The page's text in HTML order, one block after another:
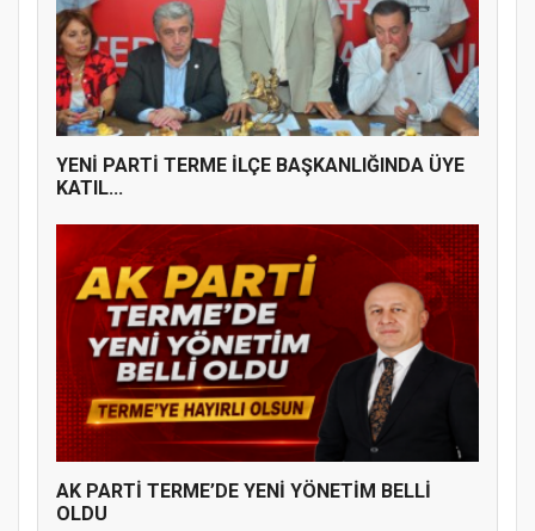
YENİ PARTİ TERME İLÇE BAŞKANLIĞINDA ÜYE
KATIL...
AK PARTİ TERME’DE YENİ YÖNETİM BELLİ
OLDU